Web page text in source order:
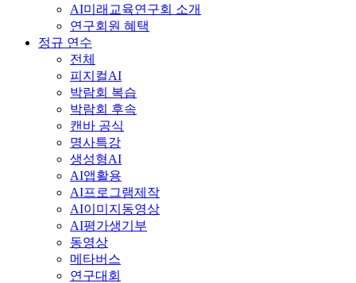
AI미래교육연구회 소개
연구회원 혜택
정규 연수
전체
피지컬AI
박람회 복습
박람회 후속
캔바 공식
명사특강
생성형AI
AI앱활용
AI프로그램제작
AI이미지동영상
AI평가생기부
동영상
메타버스
연구대회